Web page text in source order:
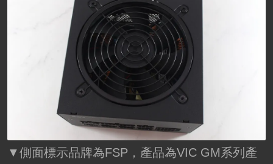
▼側面標示品牌為FSP，產品為VIC GM系列產